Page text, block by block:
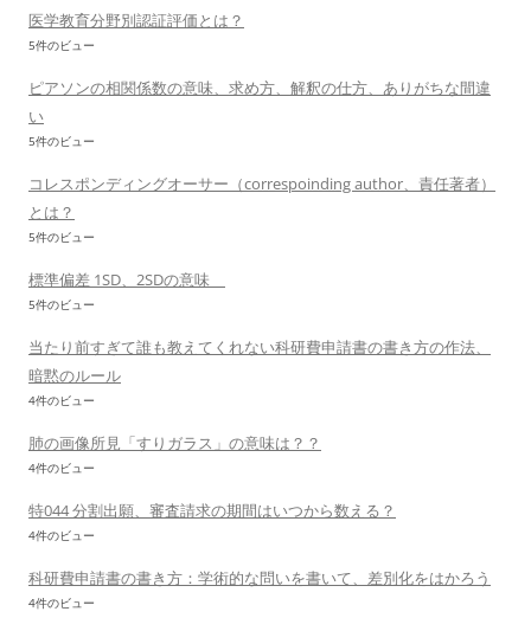
医学教育分野別認証評価とは？
5件のビュー
ピアソンの相関係数の意味、求め方、解釈の仕方、ありがちな間違
い
5件のビュー
コレスポンディングオーサー（correspoinding author、責任著者）
とは？
5件のビュー
標準偏差 1SD、2SDの意味
5件のビュー
当たり前すぎて誰も教えてくれない科研費申請書の書き方の作法、
暗黙のルール
4件のビュー
肺の画像所見「すりガラス」の意味は？？
4件のビュー
特044 分割出願、審査請求の期間はいつから数える？
4件のビュー
科研費申請書の書き方：学術的な問いを書いて、差別化をはかろう
4件のビュー